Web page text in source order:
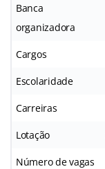
Banca
organizadora
Cargos
Escolaridade
Carreiras
Lotação
Número de vagas